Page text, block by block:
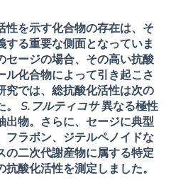
性を示す化合物の存在は、そ
する重要な側面となっていま
セージの場合、その高い抗酸
ル化合物によって引き起こさ
究では、総抗酸化活性は次の
。S.フルティコサ異なる極性
出物。さらに、セージに典型
フラボン、ジテルペノイドな
の二次代謝産物に属する特定
酸化活性を測定しました。